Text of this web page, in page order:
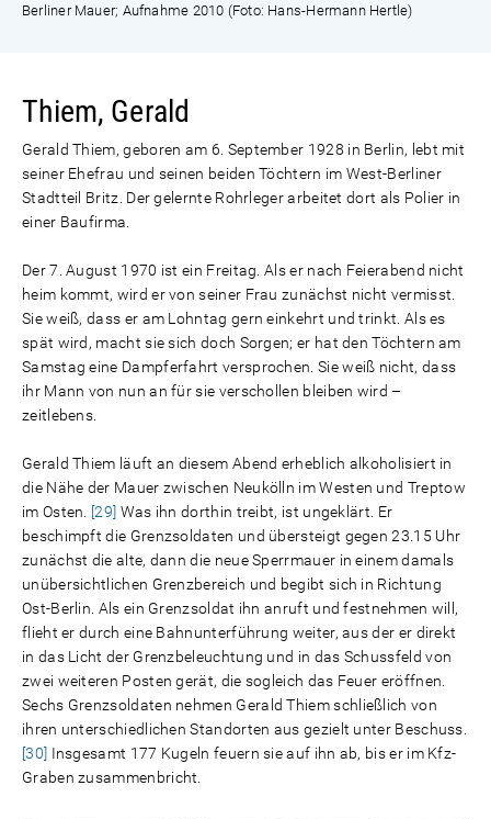
Berliner Mauer; Aufnahme 2010 (Foto: Hans-Hermann Hertle)
Thiem, Gerald
Gerald Thiem, geboren am 6. September 1928 in Berlin, lebt mit
seiner Ehefrau und seinen beiden Töchtern im West-Berliner
Stadtteil Britz. Der gelernte Rohrleger arbeitet dort als Polier in
einer Baufirma.
Der 7. August 1970 ist ein Freitag. Als er nach Feierabend nicht
heim kommt, wird er von seiner Frau zunächst nicht vermisst.
Sie weiß, dass er am Lohntag gern einkehrt und trinkt. Als es
spät wird, macht sie sich doch Sorgen; er hat den Töchtern am
Samstag eine Dampferfahrt versprochen. Sie weiß nicht, dass
ihr Mann von nun an für sie verschollen bleiben wird –
zeitlebens.
Gerald Thiem läuft an diesem Abend erheblich alkoholisiert in
die Nähe der Mauer zwischen Neukölln im Westen und Treptow
im Osten. [29] Was ihn dorthin treibt, ist ungeklärt. Er
beschimpft die Grenzsoldaten und übersteigt gegen 23.15 Uhr
zunächst die alte, dann die neue Sperrmauer in einem damals
unübersichtlichen Grenzbereich und begibt sich in Richtung
Ost-Berlin. Als ein Grenzsoldat ihn anruft und festnehmen will,
flieht er durch eine Bahnunterführung weiter, aus der er direkt
in das Licht der Grenzbeleuchtung und in das Schussfeld von
zwei weiteren Posten gerät, die sogleich das Feuer eröffnen.
Sechs Grenzsoldaten nehmen Gerald Thiem schließlich von
ihren unterschiedlichen Standorten aus gezielt unter Beschuss.
[30] Insgesamt 177 Kugeln feuern sie auf ihn ab, bis er im Kfz-
Graben zusammenbricht.